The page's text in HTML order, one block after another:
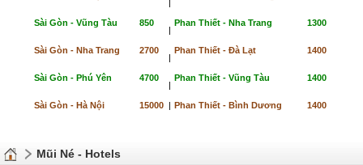
|
Sài Gòn - Vũng Tàu 850
|
Phan Thiết - Nha Trang 1300
Sài Gòn - Nha Trang 2700
|
Phan Thiết - Đà Lạt 1400
Sài Gòn - Phú Yên 4700
|
Phan Thiết - Vũng Tàu 1400
Sài Gòn - Hà Nội 15000 | Phan Thiết - Bình Dương 1400
Mũi Né - Hotels